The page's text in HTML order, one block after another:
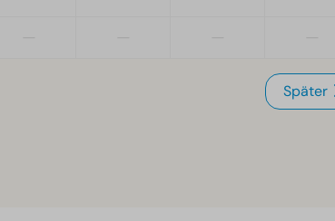
Später